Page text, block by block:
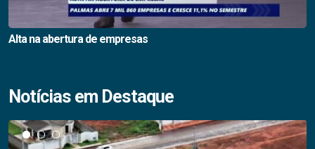
Alta na abertura de empresas
Notícias em Destaque